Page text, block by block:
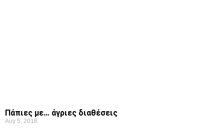
Πάπιες με… άγριες διαθέσεις
Αυγ 5, 2018